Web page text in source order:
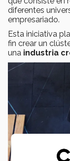
diferentes
empresariado.
Esta iniciativa
fin crear un
una industria